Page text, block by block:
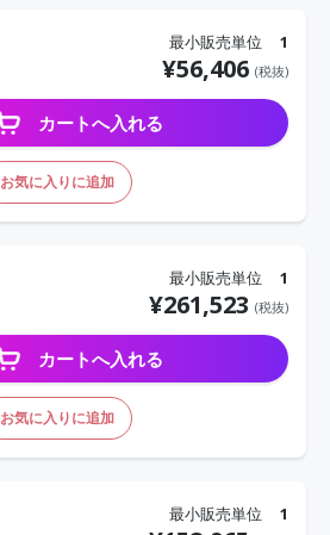
最小販売単位 1
¥56,406 (税抜)
カートへ入れる
お気に入りに追加
最小販売単位 1
¥261,523 (税抜)
カートへ入れる
お気に入りに追加
最小販売単位 1